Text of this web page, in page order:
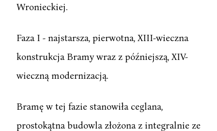
Wronieckiej.
Faza I - najstarsza, pierwotna, XIII-wieczna
konstrukcja Bramy wraz z późniejszą, XIV-
wieczną modernizacją.
Bramę w tej fazie stanowiła ceglana,
prostokątna budowla złożona z integralnie ze